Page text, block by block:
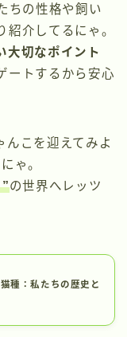
ちの性格や飼い
介してるにゃ。
大切なポイント
ートするから安心
んこを迎えてみよ
ゃ。
の世界へレッツ
種：私たちの歴史と